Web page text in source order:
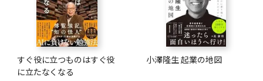
すぐ役に立つものはすぐ役
に立たなくなる
小澤隆生 起業の地図